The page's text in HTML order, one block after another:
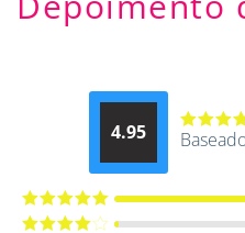
4.95
Avaliação
Avaliação5